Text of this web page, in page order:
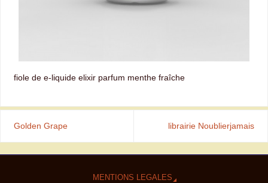
fiole de e-liquide elixir parfum menthe fraîche
Golden Grape librairie Noublierjamais
MENTIONS LEGALES